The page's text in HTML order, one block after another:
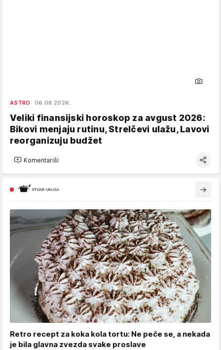
ASTRO 06.08.2026.
Veliki finansijski horoskop za avgust 2026:
Bikovi menjaju rutinu, Strelčevi ulažu, Lavovi
reorganizuju budžet
Komentariši
Retro recept za koka kola tortu: Ne peče se, a nekada
je bila glavna zvezda svake proslave